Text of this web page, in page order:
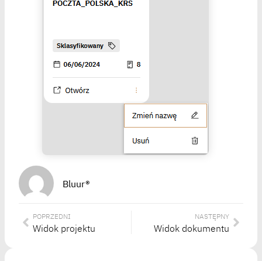
Bluur®
POPRZEDNI
Widok projektu
NASTĘPNY
Widok dokumentu